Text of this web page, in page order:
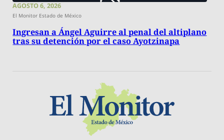
AGOSTO 6, 2026
El Monitor Estado de México
Ingresan a Ángel Aguirre al penal del altiplano
tras su detención por el caso Ayotzinapa